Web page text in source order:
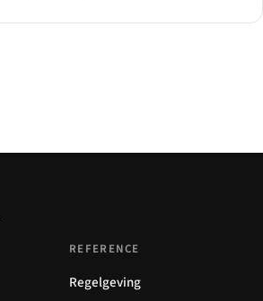
REFERENCE
Regelgeving